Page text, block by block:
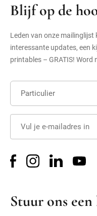
Blijf op de
Leden van onze mailinglijst
interessante updates, een
printables – GRATIS! Word
op
linkedin
Stuur ons